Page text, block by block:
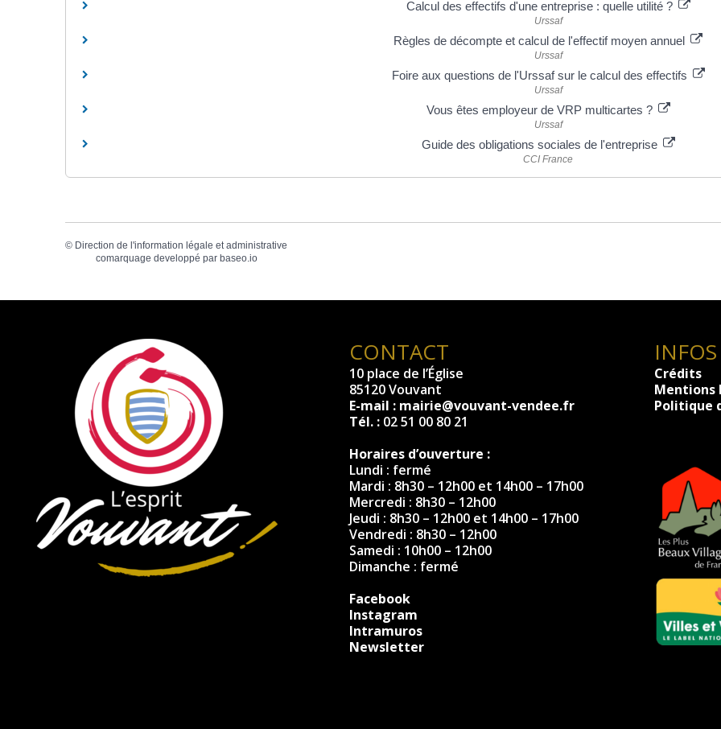
Calcul des effectifs d'une entreprise : quelle utilité ?
Urssaf
Règles de décompte et calcul de l'effectif moyen annuel
Urssaf
Foire aux questions de l'Urssaf sur le calcul des effectifs
Urssaf
Vous êtes employeur de VRP multicartes ?
Urssaf
Guide des obligations sociales de l'entreprise
CCI France
© Direction de l'information légale et administrative
comarquage developpé par baseo.io
CONTACT
10 place de l’Église
85120 Vouvant
E-mail : mairie@vouvant-vendee.fr
Tél. :02 51 00 80 21
Horaires d’ouverture :
Lundi : fermé
Mardi : 8h30 – 12h00 et 14h00 – 17h00
Mercredi : 8h30 – 12h00
Jeudi : 8h30 – 12h00 et 14h00 – 17h00
Vendredi : 8h30 – 12h00
Samedi : 10h00 – 12h00
Dimanche : fermé
Facebook
Instagram
Intramuros
Newsletter
Crédits
Mentions
Politique